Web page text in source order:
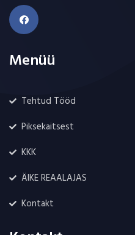
Menüü
Tehtud Tööd
Piksekaitsest
KKK
ÄIKE REAALAJAS
Kontakt